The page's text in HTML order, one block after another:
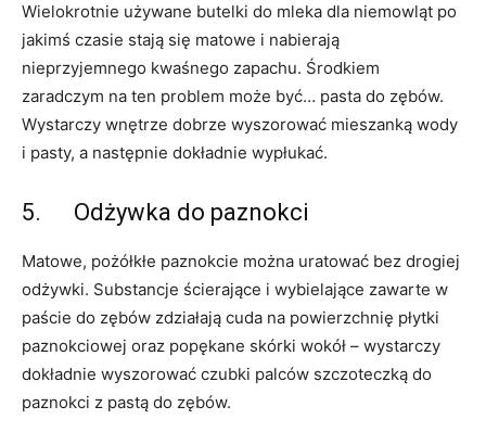
Wielokrotnie używane butelki do mleka dla niemowląt po
jakimś czasie stają się matowe i nabierają
nieprzyjemnego kwaśnego zapachu. Środkiem
zaradczym na ten problem może być… pasta do zębów.
Wystarczy wnętrze dobrze wyszorować mieszanką wody
i pasty, a następnie dokładnie wypłukać.
5. Odżywka do paznokci
Matowe, pożółkłe paznokcie można uratować bez drogiej
odżywki. Substancje ścierające i wybielające zawarte w
paście do zębów zdziałają cuda na powierzchnię płytki
paznokciowej oraz popękane skórki wokół – wystarczy
dokładnie wyszorować czubki palców szczoteczką do
paznokci z pastą do zębów.